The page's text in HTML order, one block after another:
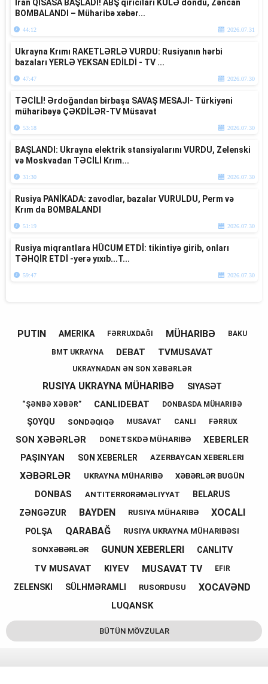
İran QİSASA BAŞLADI! ABŞ qırıcıları KÜLƏ döndü, Zəncan
BOMBALANDI – Müharibə xəbər...
44:12 2026.07.31
Ukrayna Krımı RAKETLƏRLƏ VURDU: Rusiyanın hərbi
bazaları YERLƏ YEKSAN EDİLDİ - TV ...
47:47 2026.07.30
TƏCİLİ! Ərdoğandan birbaşa SAVAŞ MESAJI- Türkiyəni
müharibəyə ÇƏKDİLƏR-TV Müsavat
53:18 2026.07.30
BAŞLANDI: Ukrayna elektrik stansiyalarını VURDU, Zelenski
və Moskvadan TƏCİLİ Krım...
31:30 2026.07.30
Rusiya PANİKADA: zavodlar, bazalar VURULDU, Perm və
Krım da BOMBALANDI
51:19 2026.07.30
Rusiya miqrantlara HÜCUM ETDİ: tikintiyə girib, onları
TƏHQİR ETDİ -yerə yıxıb...T...
59:47 2026.07.30
PUTIN AMERIKA FƏRRUXDAĞI MÜHARIBƏ BAKU
BMT UKRAYNA DEBAT TVMUSAVAT
UKRAYNADAN ƏN SON XƏBƏRLƏR
RUSIYA UKRAYNA MÜHARIBƏ SIYASƏT
“ŞƏNBƏ XƏBƏR” CANLIDEBAT DONBASDA MÜHARIBƏ
ŞOYQU SONDƏQIQƏ MUSAVAT CANLI FƏRRUX
SON XƏBƏRLƏR DONETSKDƏ MÜHARIBƏ
XEBERLER
PAŞINYAN
SON XEBERLER AZERBAYCAN XEBERLERI
XƏBƏRLƏR UKRAYNA MÜHARIBƏ XƏBƏRLƏR BUGÜN
DONBAS ANTITERRORƏMƏLIYYAT
BELARUS
ZƏNGƏZUR
BAYDEN RUSIYA MÜHARIBƏ XOCALI
POLŞA QARABAĞ RUSIYA UKRAYNA MÜHARIBƏSI
SONXƏBƏRLƏR GUNUN XEBERLERI CANLITV
TV MUSAVAT KIYEV MUSAVAT TV EFIR
ZELENSKI SÜLHMƏRAMLI RUSORDUSU XOCAVƏND
LUQANSK
BÜTÜN MÖVZULAR